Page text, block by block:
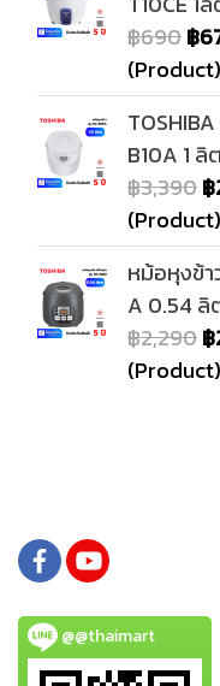
฿690฿
(Product)
B10A 1 ลิ
฿3,390
(Product)
หม้อหุงข้า
A 0.54 ลิ
฿2,290
(Product)
@@thaimart